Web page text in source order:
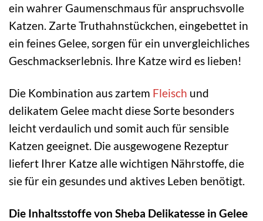
ein wahrer Gaumenschmaus für anspruchsvolle
Katzen. Zarte Truthahnstückchen, eingebettet in
ein feines Gelee, sorgen für ein unvergleichliches
Geschmackserlebnis. Ihre Katze wird es lieben!
Die Kombination aus zartem Fleisch und
delikatem Gelee macht diese Sorte besonders
leicht verdaulich und somit auch für sensible
Katzen geeignet. Die ausgewogene Rezeptur
liefert Ihrer Katze alle wichtigen Nährstoffe, die
sie für ein gesundes und aktives Leben benötigt.
Die Inhaltsstoffe von Sheba Delikatesse in Gelee